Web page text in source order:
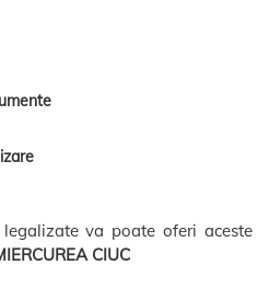
va poate oferi aceste
CIUC